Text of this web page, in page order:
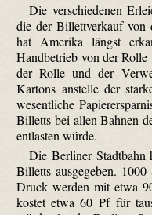
Die verschiedenen
die der Billett­verkauf von
hat Amerika längst
Handbetrieb von der
der Rolle und der
Kartons anstelle der
wesentliche
Billetts bei allen Bahnen
entlasten würde.
Die Berliner Stadtbahn
Billetts ausgegeben.
Druck werden mit etwa
kostet etwa 60 Pf für